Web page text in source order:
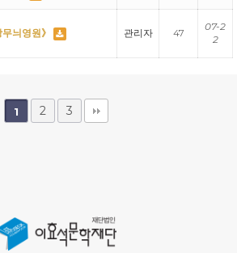
늬영원》 관리자 47
07-2
2
1 2 3